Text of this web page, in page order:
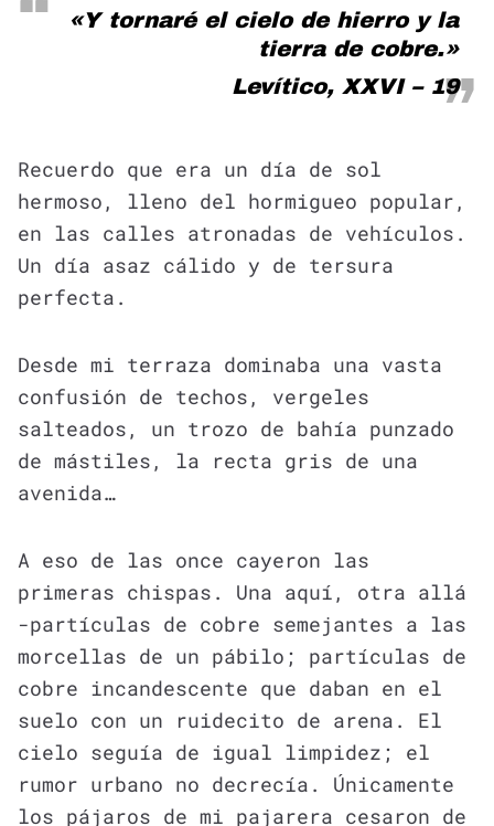
«Y tornaré el cielo de hierro y la
tierra de cobre.»
Levítico, XXVI – 19
Recuerdo que era un día de sol
hermoso, lleno del hormigueo popular,
en las calles atronadas de vehículos.
Un día asaz cálido y de tersura
perfecta.
Desde mi terraza dominaba una vasta
confusión de techos, vergeles
salteados, un trozo de bahía punzado
de mástiles, la recta gris de una
avenida…
A eso de las once cayeron las
primeras chispas. Una aquí, otra allá
-partículas de cobre semejantes a las
morcellas de un pábilo; partículas de
cobre incandescente que daban en el
suelo con un ruidecito de arena. El
cielo seguía de igual limpidez; el
rumor urbano no decrecía. Únicamente
los pájaros de mi pajarera cesaron de